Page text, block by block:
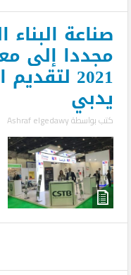
صناعة
مجددا إلى
2021
يدبي
كتب بواسطةAshraf elgedawy